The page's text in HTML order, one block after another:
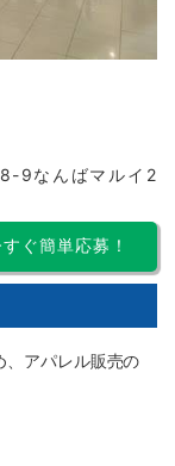
9なんばマルイ2
ぐ簡単応募！
、アパレル販売の